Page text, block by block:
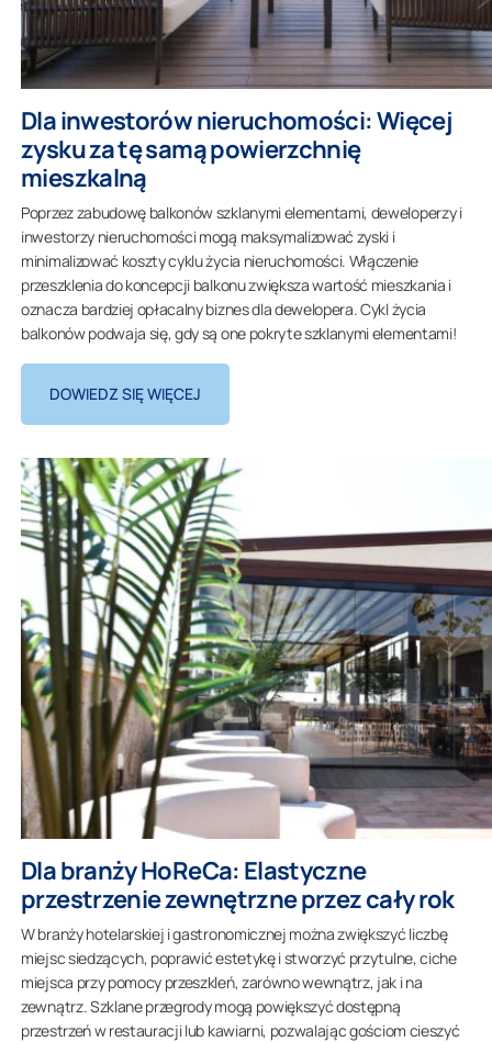
Dla inwestorów nieruchomości: Więcej
zysku za tę samą powierzchnię
mieszkalną
Poprzez zabudowę balkonów szklanymi elementami, deweloperzy i
inwestorzy nieruchomości mogą maksymalizować zyski i
minimalizować koszty cyklu życia nieruchomości. Włączenie
przeszklenia do koncepcji balkonu zwiększa wartość mieszkania i
oznacza bardziej opłacalny biznes dla dewelopera. Cykl życia
balkonów podwaja się, gdy są one pokryte szklanymi elementami!
DOWIEDZ SIĘ WIĘCEJ
Dla branży HoReCa: Elastyczne
przestrzenie zewnętrzne przez cały rok
W branży hotelarskiej i gastronomicznej można zwiększyć liczbę
miejsc siedzących, poprawić estetykę i stworzyć przytulne, ciche
miejsca przy pomocy przeszkleń, zarówno wewnątrz, jak i na
zewnątrz. Szklane przegrody mogą powiększyć dostępną
przestrzeń w restauracji lub kawiarni, pozwalając gościom cieszyć